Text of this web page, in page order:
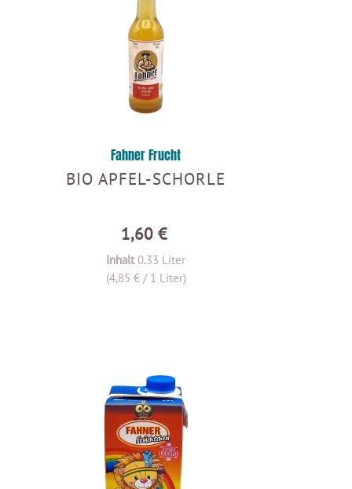
Fahner Frucht
BIO APFEL-SCHORLE
1,60 €
Inhalt0.33 Liter
(4,85 € / 1 Liter)